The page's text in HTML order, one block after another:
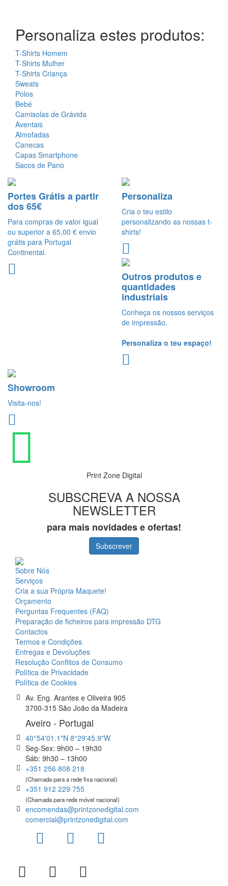
Personaliza estes produtos:
T-Shirts Homem
T-Shirts Mulher
T-Shirts Criança
Sweats
Polos
Bebé
Camisolas de Grávida
Aventais
Almofadas
Canecas
Capas Smartphone
Sacos de Pano
Portes Grátis a partir
dos 65€
Para compras de valor igual
ou superior a 65,00 € envio
grátis para Portugal
Continental.
Personaliza
Cria o teu estilo
personalizando as nossas t-
shirts!
Outros produtos e
quantidades
industriais
Conheça os nossos serviços
de impressão.
Personaliza o teu espaço!
Showroom
Visita-nos!
Print Zone Digital
SUBSCREVA A NOSSA
NEWSLETTER
para mais novidades e ofertas!
Subscrever
Sobre Nós
Serviços
Cria a sua Própria Maquete!
Orçamento
Perguntas Frequentes (FAQ)
Preparação de ficheiros para impressão DTG
Contactos
Termos e Condições
Entregas e Devoluções
Resolução Conflitos de Consumo
Política de Privacidade
Política de Cookies
Av. Eng. Arantes e Oliveira 905
3700-315 São João da Madeira
Aveiro - Portugal
40°54'01.1"N 8°29'45.9"W
Seg-Sex: 9h00 – 19h30
Sáb: 9h30 – 13h00
+351 256 808 218
(Chamada para a rede fixa nacional)
+351 912 229 755
(Chamada para rede móvel nacional)
encomendas@printzonedigital.com
comercial@printzonedigital.com